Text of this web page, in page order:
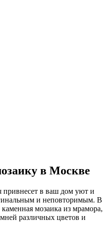
в Москве
привнесет в ваш дом уют и
и неповторимым. В
мозаика из мрамора,
различных цветов и